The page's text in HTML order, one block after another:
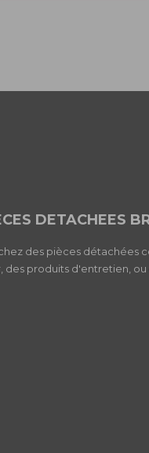
DETACHEES
des pièces détachées
des produits d'entretien, ou